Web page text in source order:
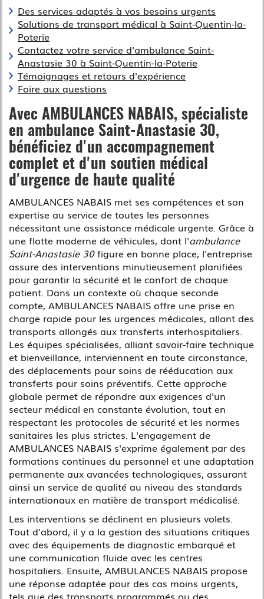
Des services adaptés à vos besoins urgents
Solutions de transport médical à Saint-Quentin-la-
Poterie
Contactez votre service d'ambulance Saint-
Anastasie 30 à Saint-Quentin-la-Poterie
Témoignages et retours d'expérience
Foire aux questions
Avec AMBULANCES NABAIS, spécialiste
en ambulance Saint-Anastasie 30,
bénéficiez d'un accompagnement
complet et d'un soutien médical
d'urgence de haute qualité
AMBULANCES NABAIS met ses compétences et son
expertise au service de toutes les personnes
nécessitant une assistance médicale urgente. Grâce à
une flotte moderne de véhicules, dont l'ambulance
Saint-Anastasie 30figure en bonne place, l'entreprise
assure des interventions minutieusement planifiées
pour garantir la sécurité et le confort de chaque
patient. Dans un contexte où chaque seconde
compte, AMBULANCES NABAIS offre une prise en
charge rapide pour les urgences médicales, allant des
transports allongés aux transferts interhospitaliers.
Les équipes spécialisées, alliant savoir-faire technique
et bienveillance, interviennent en toute circonstance,
des déplacements pour soins de rééducation aux
transferts pour soins préventifs. Cette approche
globale permet de répondre aux exigences d'un
secteur médical en constante évolution, tout en
respectant les protocoles de sécurité et les normes
sanitaires les plus strictes. L'engagement de
AMBULANCES NABAIS s'exprime également par des
formations continues du personnel et une adaptation
permanente aux avancées technologiques, assurant
ainsi un service de qualité au niveau des standards
internationaux en matière de transport médicalisé.
Les interventions se déclinent en plusieurs volets.
Tout d'abord, il y a la gestion des situations critiques
avec des équipements de diagnostic embarqué et
une communication fluide avec les centres
hospitaliers. Ensuite, AMBULANCES NABAIS propose
une réponse adaptée pour des cas moins urgents,